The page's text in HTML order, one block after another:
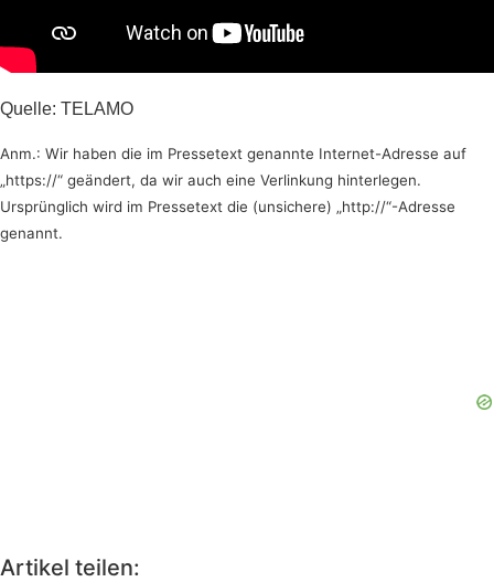
Quelle: TELAMO
Anm.: Wir haben die im Pressetext genannte Internet-Adresse auf
„https://“ geändert, da wir auch eine Verlinkung hinterlegen.
Ursprünglich wird im Pressetext die (unsichere) „http://“-Adresse
genannt.
Artikel teilen: